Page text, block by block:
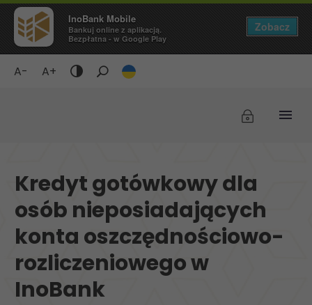
InoBank Mobile
Bankuj online z aplikacją.
Bezpłatna - w Google Play
Zobacz
A- A+
Tryb
i
żółty
tekst
Kredyt gotówkowy dla
osób nieposiadających
konta oszczędnościowo-
rozliczeniowego w
InoBank